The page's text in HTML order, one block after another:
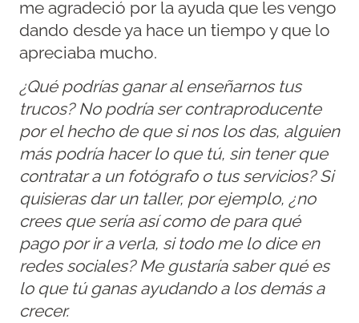
me agradeció por la ayuda que les vengo
dando desde ya hace un tiempo y que lo
apreciaba mucho.
¿Qué podrías ganar al enseñarnos tus
trucos? No podría ser contraproducente
por el hecho de que si nos los das, alguien
más podría hacer lo que tú, sin tener que
contratar a un fotógrafo o tus servicios? Si
quisieras dar un taller, por ejemplo, ¿no
crees que sería así como de para qué
pago por ir a verla, si todo me lo dice en
redes sociales? Me gustaría saber qué es
lo que tú ganas ayudando a los demás a
crecer.